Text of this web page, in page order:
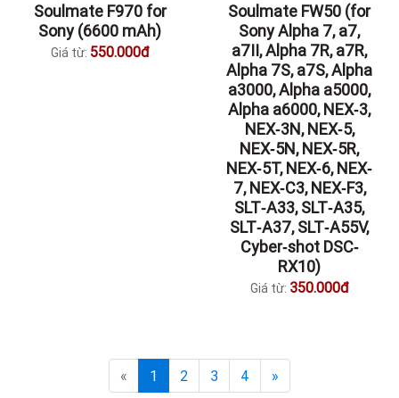
Soulmate F970 for
Sony (6600 mAh)
Giá từ: 550.000đ
Soulmate FW50 (for
Sony Alpha 7, a7,
a7II, Alpha 7R, a7R,
Alpha 7S, a7S, Alpha
a3000, Alpha a5000,
Alpha a6000, NEX‐3,
NEX‐3N, NEX‐5,
NEX‐5N, NEX‐5R,
NEX‐5T, NEX‐6, NEX‐
7, NEX‐C3, NEX‐F3,
SLT‐A33, SLT‐A35,
SLT‐A37, SLT‐A55V,
Cyber‐shot DSC‐
RX10)
Giá từ: 350.000đ
« 1 2 3 4 »